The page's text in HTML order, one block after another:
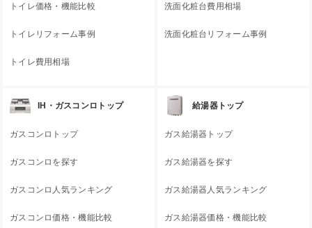
トイレ価格・機能比較
トイレリフォーム事例
トイレ費用相場
洗面化粧台費用相場
洗面化粧台リフォーム事例
IH・ガスコンロトップ
ガスコンロトップ
ガスコンロを探す
ガスコンロ人気ランキング
ガスコンロ価格・機能比較
給湯器トップ
ガス給湯器トップ
ガス給湯器を探す
ガス給湯器人気ランキング
ガス給湯器価格・機能比較